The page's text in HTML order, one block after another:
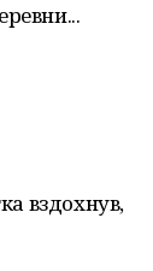
вздохнув,